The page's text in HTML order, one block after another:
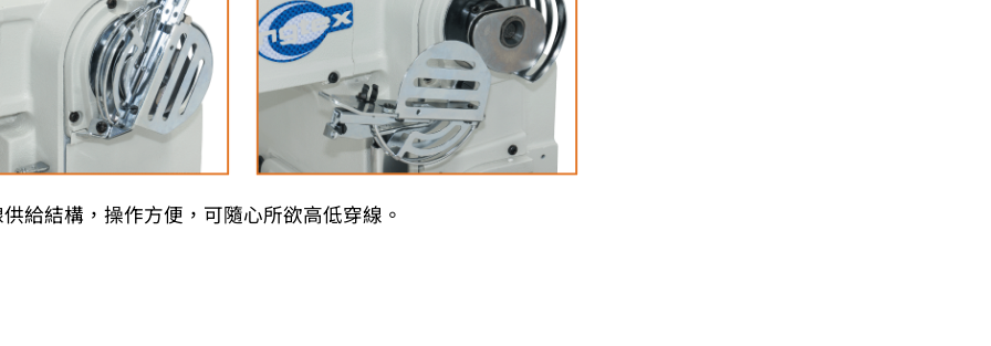
給結構，操作方便，可隨心所欲高低穿線。